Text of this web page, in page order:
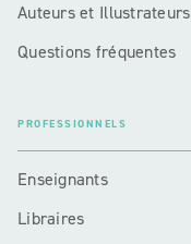
Auteurs et Illustrateurs
Questions fréquentes
PROFESSIONNELS
Enseignants
Libraires